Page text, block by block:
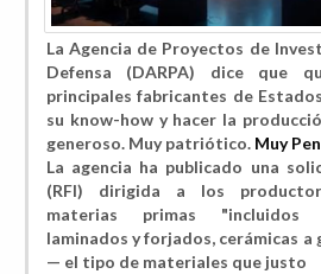
La Agencia de Proyectos de
Defensa (DARPA) dice que
principales fabricantes de
su know-how y hacer la
generoso. Muy patriótico. Muy
La agencia ha publicado una
(RFI) dirigida a los
materias primas "incluidos
laminados y forjados, cerámicas a
— el tipo de materiales que justo